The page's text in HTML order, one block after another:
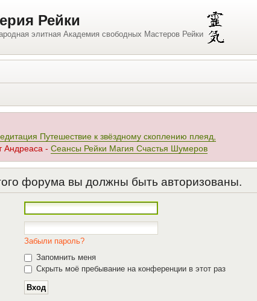
Рейки
элитная Академия свободных Мастеров Рейки
Путешествие к звёздному скоплению плеяд,
Андреаса - Сеансы Рейки Магия Счастья Шумеров
форума вы должны быть авторизованы.
Забыли пароль?
Запомнить меня
Скрыть моё пребывание на конференции в этот раз